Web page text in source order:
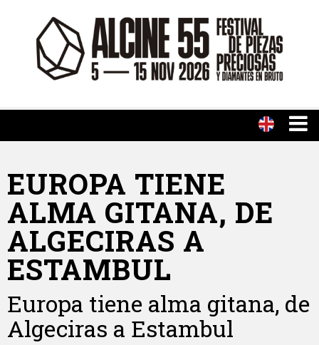
EUROPA TIENE
ALMA GITANA, DE
ALGECIRAS A
ESTAMBUL
Europa tiene alma gitana, de
Algeciras a Estambul